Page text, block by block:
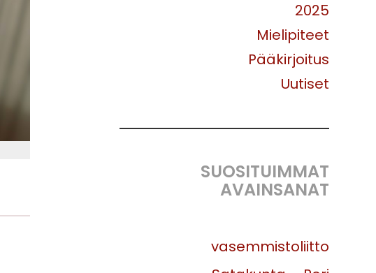
2025
Mielipiteet
Pääkirjoitus
Uutiset
SUOSITUIMMAT
AVAINSANAT
vasemmistoliitto